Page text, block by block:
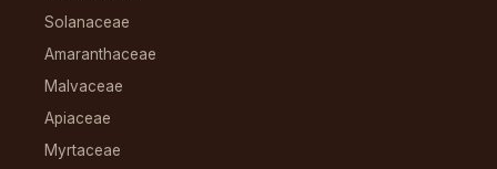
Solanaceae
Amaranthaceae
Malvaceae
Apiaceae
Myrtaceae